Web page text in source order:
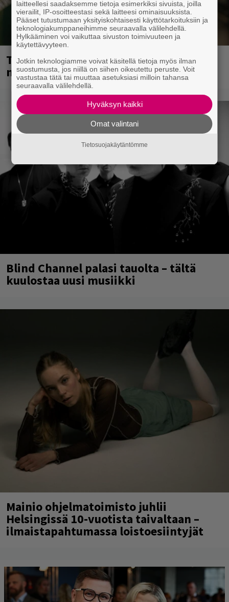
Tampereella sunnuntaina superpäivä –
nämä artistit mukana
Blind Channel palasi tauolta – tältä
kuulostaa uusi musiikki
Mainio ohjelmatoimisto juhlii
Helsingissä 10-vuotista taivaltaan –
ilmaistapahtumassa loistoesiintyjät
laitteellesi saadaksemme tietoja esimerkiksi sivuista, joilla
vierailit, IP-osoitteestasi sekä laitteesi ominaisuuksista.
Pääset tutustumaan yksityiskohtaisesti käyttötarkoituksiin ja
teknologiakumppaneihimme seuraavalla välilehdellä.
Hylkääminen voi vaikuttaa sivuston toimivuuteen ja
käytettävyyteen.
Jotkin teknologiamme voivat käsitellä tietoja myös ilman
suostumusta, jos niillä on siihen oikeutettu peruste. Voit
vastustaa tätä tai muuttaa asetuksiasi milloin tahansa
seuraavalla välilehdellä.
Hyväksyn kaikki
Omat valintani
Tietosuojakäytäntömme